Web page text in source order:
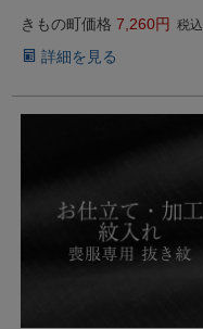
きもの町価格 7,260 税込
詳細を見る